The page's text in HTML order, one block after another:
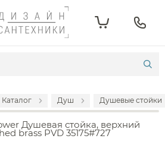
Каталог Душ Душевые стойки
Душевая стойка, верхний
brass PVD 35175#727